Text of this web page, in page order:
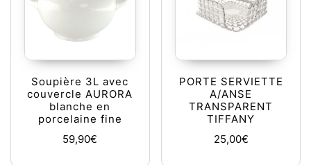
Soupière 3L avec
couvercle AURORA
blanche en
porcelaine fine
59,90€
PORTE SERVIETTE
A/ANSE
TRANSPARENT
TIFFANY
25,00€